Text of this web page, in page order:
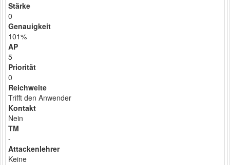
Stärke
0
Genauigkeit
101%
AP
5
Priorität
0
Reichweite
Trifft den Anwender
Kontakt
Nein
TM
-
Attackenlehrer
Keine